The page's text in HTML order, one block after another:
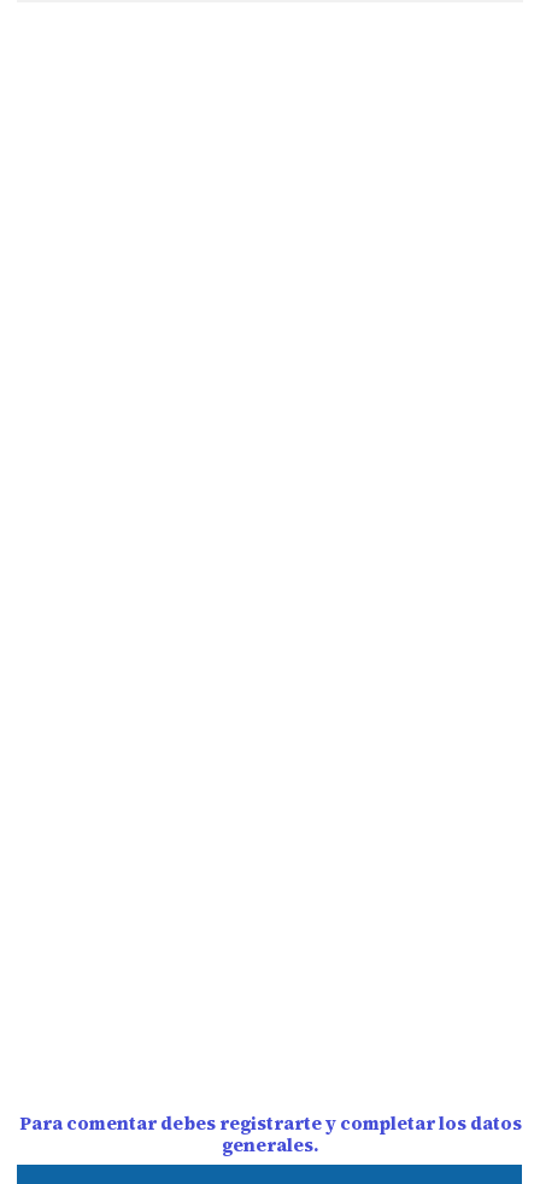
Para comentar debes registrarte y completar los datos
generales.